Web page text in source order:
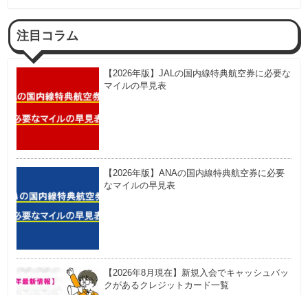
注目コラム
【2026年版】JALの国内線特典航空券に必要な
マイルの早見表
【2026年版】ANAの国内線特典航空券に必要
なマイルの早見表
【2026年8月現在】新規入会でキャッシュバッ
クがあるクレジットカード一覧